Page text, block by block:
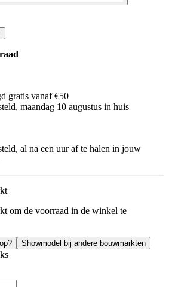
gratis vanaf €50
maandag 10 augustus in huis
al na een uur af te halen in jouw
om de voorraad in de winkel te
Showmodel bij andere bouwmarkten